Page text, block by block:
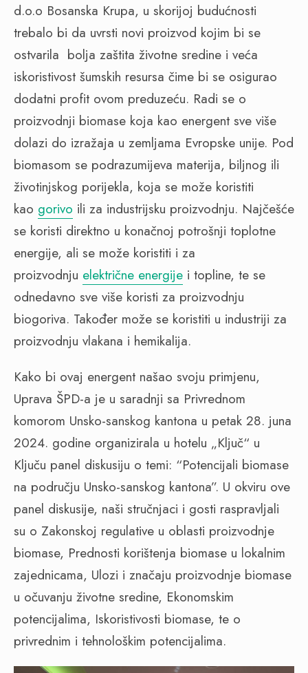
d.o.o Bosanska Krupa, u skorijoj budućnosti
trebalo bi da uvrsti novi proizvod kojim bi se
ostvarila bolja zaštita životne sredine i veća
iskoristivost šumskih resursa čime bi se osigurao
dodatni profit ovom preduzeću. Radi se o
proizvodnji biomase koja kao energent sve više
dolazi do izražaja u zemljama Evropske unije. Pod
biomasom se podrazumijeva materija, biljnog ili
životinjskog porijekla, koja se može koristiti
kao gorivo ili za industrijsku proizvodnju. Najčešće
se koristi direktno u konačnoj potrošnji toplotne
energije, ali se može koristiti i za
proizvodnju električne energije i topline, te se
odnedavno sve više koristi za proizvodnju
biogoriva. Također može se koristiti u industriji za
proizvodnju vlakana i hemikalija.
Kako bi ovaj energent našao svoju primjenu,
Uprava ŠPD-a je u saradnji sa Privrednom
komorom Unsko-sanskog kantona u petak 28. juna
2024. godine organizirala u hotelu „Ključ“ u
Ključu panel diskusiju o temi: “Potencijali biomase
na području Unsko-sanskog kantona”. U okviru ove
panel diskusije, naši stručnjaci i gosti raspravljali
su o Zakonskoj regulative u oblasti proizvodnje
biomase, Prednosti korištenja biomase u lokalnim
zajednicama, Ulozi i značaju proizvodnje biomase
u očuvanju životne sredine, Ekonomskim
potencijalima, Iskoristivosti biomase, te o
privrednim i tehnološkim potencijalima.